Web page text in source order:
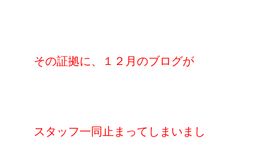
その証拠に、１２月のブログが
スタッフ一同止まってしまいまし